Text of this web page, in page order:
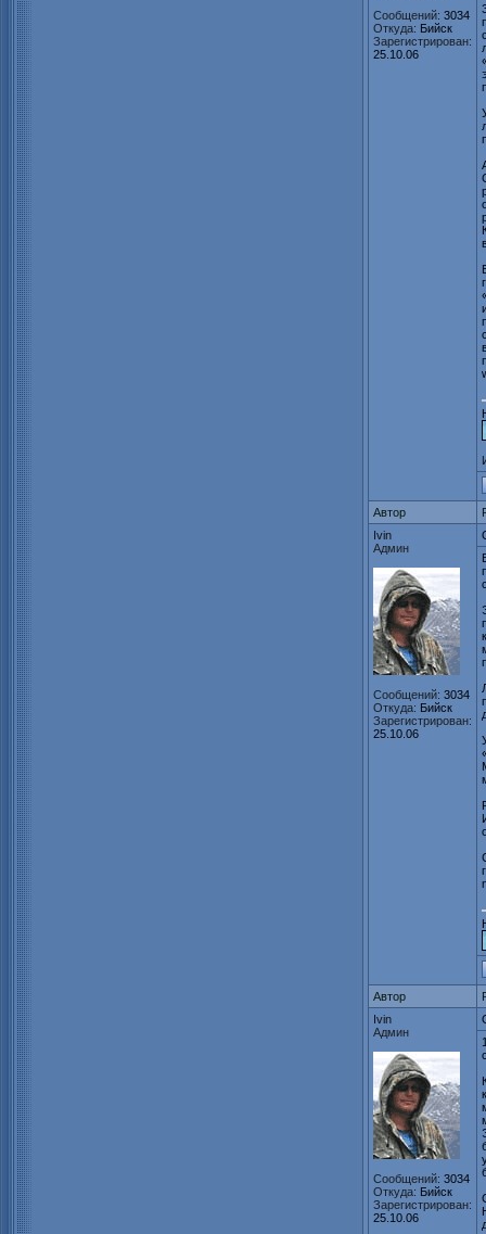
Сообщений: 3034
Откуда: Бийск
Зарегистрирован:
25.10.06
Автор
Ivin
Админ
Сообщений: 3034
Откуда: Бийск
Зарегистрирован:
25.10.06
Автор
Ivin
Админ
Сообщений: 3034
Откуда: Бийск
Зарегистрирован:
25.10.06